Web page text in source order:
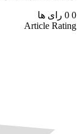
رای ها
Article